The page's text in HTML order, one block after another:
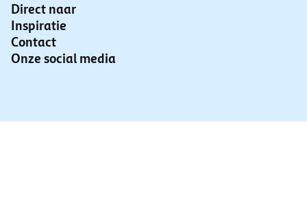
Direct naar
Inspiratie
Contact
Onze social media